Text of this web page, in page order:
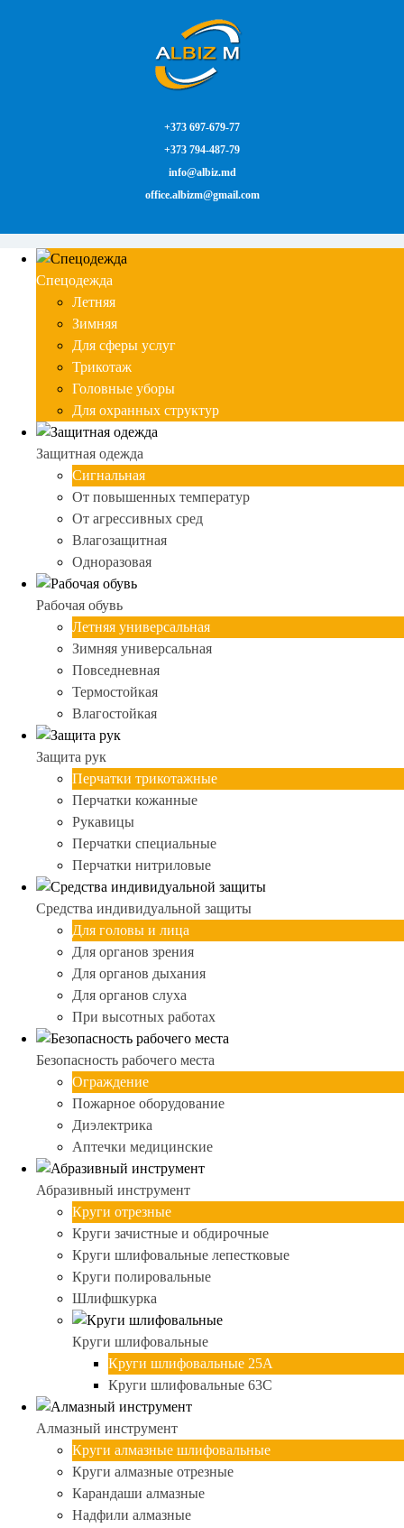
+373 697-679-77
+373 794-487-79
info@albiz.md
office.albizm@gmail.com
Спецодежда
Летняя
Зимняя
Для сферы услуг
Трикотаж
Головные уборы
Для охранных структур
Защитная одежда
Сигнальная
От повышенных температур
От агрессивных сред
Влагозащитная
Одноразовая
Рабочая обувь
Летняя универсальная
Зимняя универсальная
Повседневная
Термостойкая
Влагостойкая
Защита рук
Перчатки трикотажные
Перчатки кожанные
Рукавицы
Перчатки специальные
Перчатки нитриловые
Средства индивидуальной защиты
Для головы и лица
Для органов зрения
Для органов дыхания
Для органов слуха
При высотных работах
Безопасность рабочего места
Ограждение
Пожарное оборудование
Диэлектрика
Аптечки медицинские
Абразивный инструмент
Круги отрезные
Круги зачистные и обдирочные
Круги шлифовальные лепестковые
Круги полировальные
Шлифшкурка
Круги шлифовальные
Круги шлифовальные 25А
Круги шлифовальные 63С
Алмазный инструмент
Круги алмазные шлифовальные
Круги алмазные отрезные
Карандаши алмазные
Надфили алмазные